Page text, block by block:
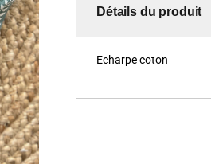
Détails du produit
Echarpe coton